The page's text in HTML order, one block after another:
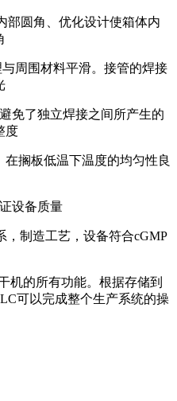
部圆角、优化设计使箱体内
周围材料平滑。接管的焊接
免了独立焊接之间所产生的
度
搁板低温下温度的均匀性良
设备质量
，制造工艺，设备符合cGMP
机的所有功能。根据存储到
可以完成整个生产系统的操